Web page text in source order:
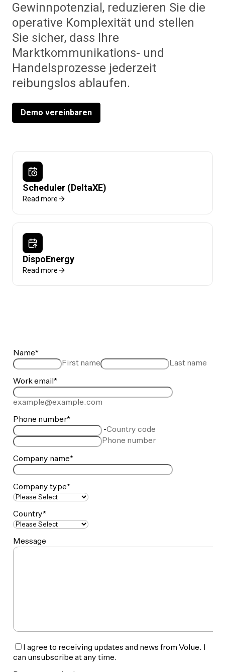
Gewinnpotenzial, reduzieren Sie die
operative Komplexität und stellen
Sie sicher, dass Ihre
Marktkommunikations- und
Handelsprozesse jederzeit
reibungslos ablaufen.
Demo vereinbaren
Scheduler (DeltaXE)
Read more
DispoEnergy
Read more